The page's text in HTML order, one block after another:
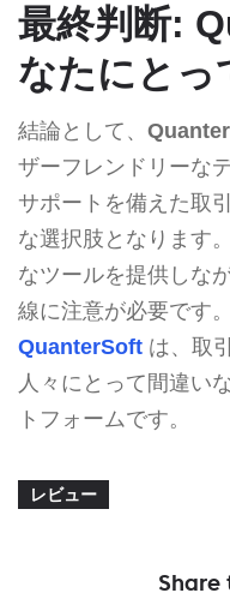
最終判断:
なたにとっ
結論として、
ザーフレンドリーな
サポートを備えた取
な選択肢となります
なツールを提供しな
線に注意が必要です
QuanterSoft は、取
人々にとって間違い
トフォームです。
レビュー
Share